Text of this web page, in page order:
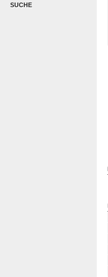
SUCHE